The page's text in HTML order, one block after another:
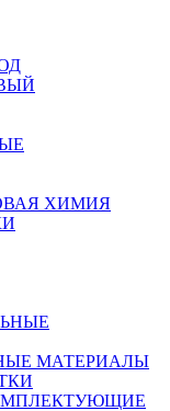
ХИМИЯ
МАТЕРИАЛЫ